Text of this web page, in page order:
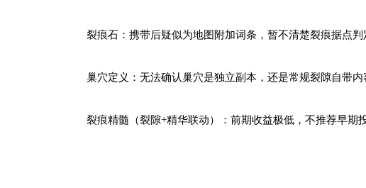
裂痕石：携带后疑似为地图附加词条，暂不清楚裂痕据点
巢穴定义：无法确认巢穴是独立副本，还是常规裂隙自带
裂痕精髓（裂隙+精华联动）：前期收益极低，不推荐早期